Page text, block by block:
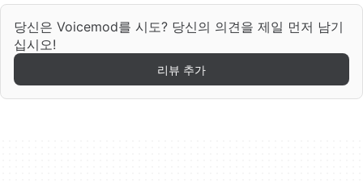
당신은 Voicemod를 시도? 당신의 의견을 제일 먼저 남기
십시오!
리뷰 추가